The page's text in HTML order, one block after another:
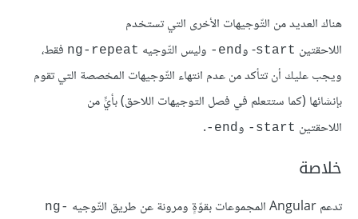
هناك العديد من التّوجيهات الأخرى التي تستخدم
اللاحقتين start- وend- وليس التّوجيه ng-repeat فقط،
ويجب عليك أن تتأكد من عدم انتهاء التّوجيهات المخصصة التي تقوم
بإنشائها (كما ستتعلم في فصل التوجيهات اللاحق) بأيٍّ من
اللاحقتين start- وend-
.
خلاصة
تدعم Angular المجموعات بقوّةٍ ومرونة عن طريق التّوجيه
ng-